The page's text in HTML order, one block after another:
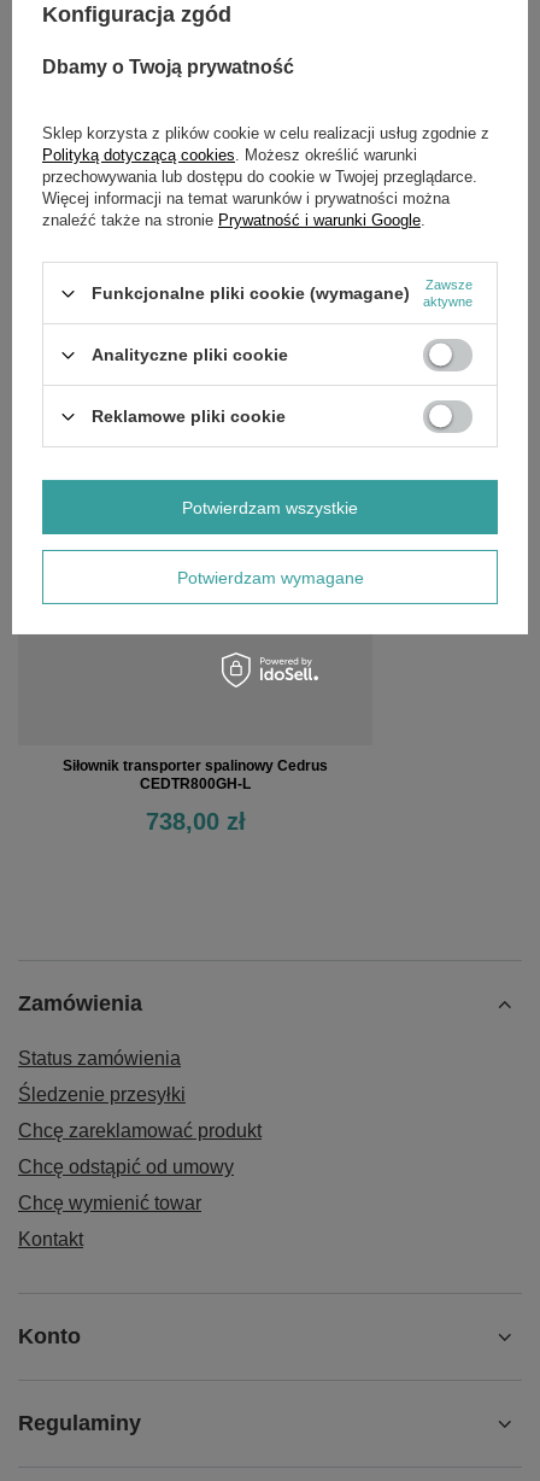
Potrzebujesz pomocy? Masz pytania?
najciekawsze pytania i odpowiedzi publikując
SZCZEGÓŁOWE DANE
Symbol 790063
OPINIE (0)
Siłownik transporter spalinowy Cedrus
CEDTR800GH-L
738,00 zł
Zamówienia
Status zamówienia
Śledzenie przesyłki
Chcę zareklamować produkt
Chcę odstąpić od umowy
Chcę wymienić towar
Kontakt
Konto
Regulaminy
Konfiguracja zgód
Dbamy o Twoją prywatność
Sklep korzysta z plików cookie w celu realizacji usług zgodnie z
Polityką dotyczącą cookies . Możesz określić warunki
przechowywania lub dostępu do cookie w Twojej przeglądarce.
Więcej informacji na temat warunków i prywatności można
znaleźć także na stronie Prywatność i warunki Google
Funkcjonalne pliki cookie (wymagane)
Zawsze
aktywne
Analityczne pliki cookie
Reklamowe pliki cookie
Potwierdzam wymagane
Potwierdzam wszystkie